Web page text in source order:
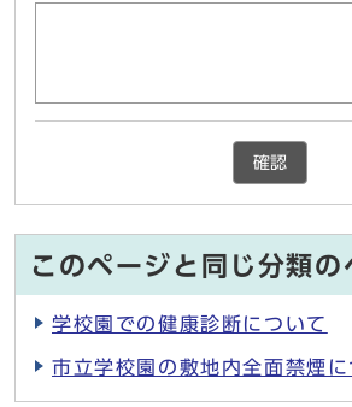
確認
このページと同じ分類の
学校園での健康診断について
市立学校園の敷地内全面禁煙に